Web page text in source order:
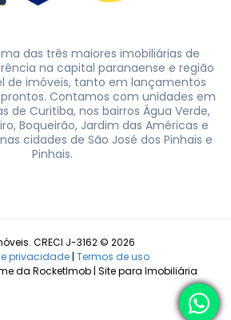
das três maiores imobiliárias de
na capital paranaense e região
de imóveis, tanto em lançamentos
Contamos com unidades em
de Curitiba, nos bairros Água Verde,
Boqueirão, Jardim das Américas e
cidades de São José dos Pinhais e
Pinhais.
CRECI J-3162 © 2026
privacidade| Termos de uso
da RocketImob | Site para Imobiliária